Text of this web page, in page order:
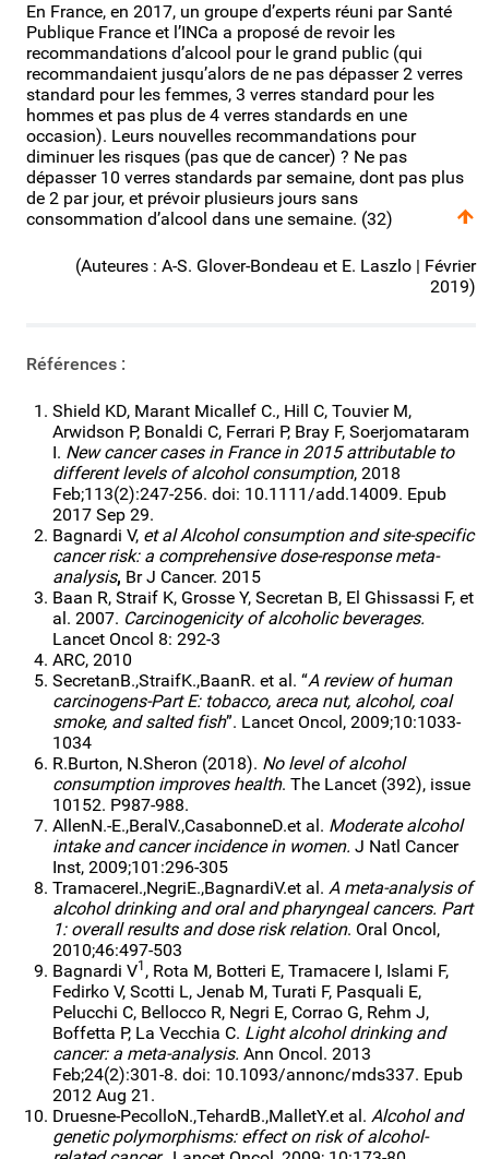
En France, en 2017, un groupe d’experts réuni par Santé
Publique France et l’INCa a proposé de revoir les
recommandations d’alcool pour le grand public (qui
recommandaient jusqu’alors de ne pas dépasser 2 verres
standard pour les femmes, 3 verres standard pour les
hommes et pas plus de 4 verres standards en une
occasion). Leurs nouvelles recommandations pour
diminuer les risques (pas que de cancer) ? Ne pas
dépasser 10 verres standards par semaine, dont pas plus
de 2 par jour, et prévoir plusieurs jours sans
consommation d’alcool dans une semaine. (32)
(Auteures : A-S. Glover-Bondeau et E. Laszlo | Février
2019)
Références :
Shield KD, Marant Micallef C., Hill C, Touvier M,
Arwidson P, Bonaldi C, Ferrari P, Bray F, Soerjomataram
I. New cancer cases in France in 2015 attributable to
different levels of alcohol consumption, 2018
Feb;113(2):247-256. doi: 10.1111/add.14009. Epub
2017 Sep 29.
Bagnardi V, et al Alcohol consumption and site-specific
cancer risk: a comprehensive dose-response meta-
analysis, Br J Cancer. 2015
Baan R, Straif K, Grosse Y, Secretan B, El Ghissassi F, et
al. 2007. Carcinogenicity of alcoholic beverages.
Lancet Oncol 8: 292-3
ARC, 2010
Secretan­B.,­Straif­K.,­Baan­R. et al. “A review of human
carcinogens-Part E: tobacco, areca nut, alcohol, coal
smoke, and salted fish”. Lancet Oncol, 2009;10:1033-
1034
R.Burton, N.Sheron (2018). No level of alcohol
consumption improves health. The Lancet (392), issue
10152. P987-988.
Allen­N.-E.,­Beral­V.,­Casabonne­D.­et al. Moderate alcohol
intake and cancer incidence in women. J Natl Cancer
Inst, 2009;101:296-305
Tramacere­I.,­Negri­E.,­Bagnardi­V.­et al. A meta-analysis of
alcohol drinking and oral and pharyngeal cancers. Part
1: overall results and dose risk relation. Oral Oncol,
2010;46:497-503
Bagnardi V1 , Rota M, Botteri E, Tramacere I, Islami F,
Fedirko V, Scotti L, Jenab M, Turati F, Pasquali E,
Pelucchi C, Bellocco R, Negri E, Corrao G, Rehm J,
Boffetta P, La Vecchia C. Light alcohol drinking and
cancer: a meta-analysis. Ann Oncol. 2013
Feb;24(2):301-8. doi: 10.1093/annonc/mds337. Epub
2012 Aug 21.
Druesne-Pecollo­N.,­Tehard­B.,­Mallet­Y.et al. Alcohol and
genetic polymorphisms: effect on risk of alcohol-